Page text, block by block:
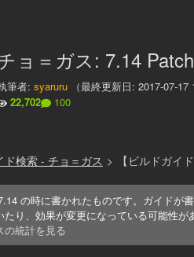
ョ＝ガス: 7.14
筆者: syaruru （最終更新日: 2017-07-17
22,702
100
ド検索 - チョ＝ガス > 【ビルドガイ
の時に書かれたものです。ガイドが
り、効果が変更になっている可能性が
の統計を見る